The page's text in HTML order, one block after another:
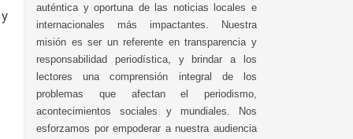
auténtica y oportuna de las noticias locales e
internacionales más impactantes. Nuestra
misión es ser un referente en transparencia y
responsabilidad periodística, y brindar a los
lectores una comprensión integral de los
problemas que afectan el periodismo,
acontecimientos sociales y mundiales. Nos
esforzamos por empoderar a nuestra audiencia